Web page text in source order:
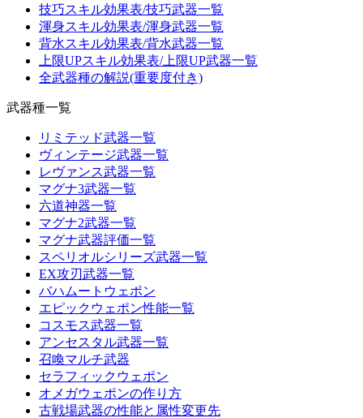
技巧スキル効果表/技巧武器一覧
渾身スキル効果表/渾身武器一覧
背水スキル効果表/背水武器一覧
上限UPスキル効果表/上限UP武器一覧
全武器種の解説(重要度付き)
武器種一覧
リミテッド武器一覧
ヴィンテージ武器一覧
レヴァンス武器一覧
マグナ3武器一覧
六道神器一覧
マグナ2武器一覧
マグナ武器評価一覧
スペリオルシリーズ武器一覧
EX攻刃武器一覧
バハムートウェポン
エピックウェポン性能一覧
コスモス武器一覧
アンセスタル武器一覧
召喚マルチ武器
セラフィックウェポン
オメガウェポンの作り方
古戦場武器の性能と属性変更先